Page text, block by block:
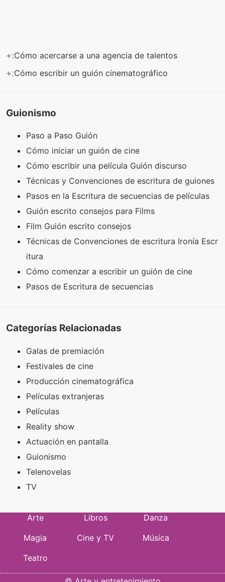
+:Cómo acercarse a una agencia de talentos
+:Cómo escribir un guión cinematográfico
Guionismo
Paso a Paso Guión
Cómo iniciar un guión de cine
Cómo escribir una película Guión discurso
Técnicas y Convenciones de escritura de guiones
Pasos en la Escritura de secuencias de películas
Guión escrito consejos para Films
Film Guión escrito consejos
Técnicas de Convenciones de escritura Ironía Escr
itura
Cómo comenzar a escribir un guión de cine
Pasos de Escritura de secuencias
Categorías Relacionadas
Galas de premiación
Festivales de cine
Producción cinematográfica
Películas extranjeras
Películas
Reality show
Actuación en pantalla
Guionismo
Telenovelas
TV
Arte Libros
Danza
Magia
Cine y TV
Música
Teatro